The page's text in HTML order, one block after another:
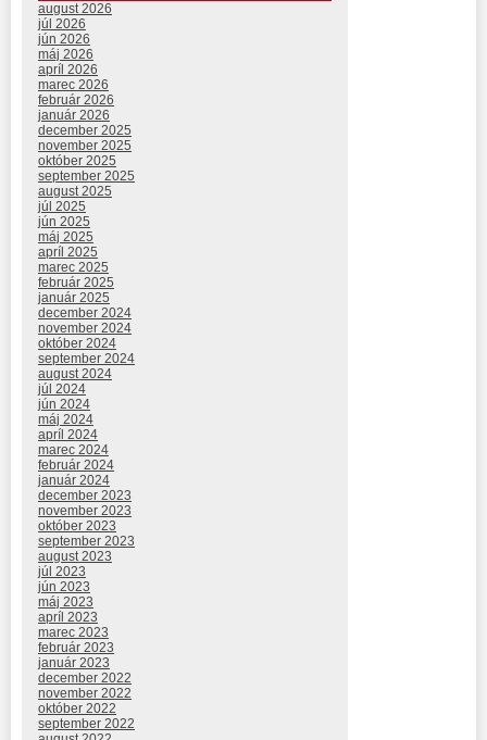
august 2026
júl 2026
jún 2026
máj 2026
apríl 2026
marec 2026
február 2026
január 2026
december 2025
november 2025
október 2025
september 2025
august 2025
júl 2025
jún 2025
máj 2025
apríl 2025
marec 2025
február 2025
január 2025
december 2024
november 2024
október 2024
september 2024
august 2024
júl 2024
jún 2024
máj 2024
apríl 2024
marec 2024
február 2024
január 2024
december 2023
november 2023
október 2023
september 2023
august 2023
júl 2023
jún 2023
máj 2023
apríl 2023
marec 2023
február 2023
január 2023
december 2022
november 2022
október 2022
september 2022